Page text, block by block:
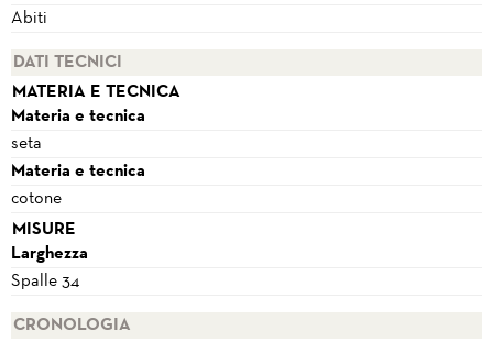
Abiti
DATI TECNICI
MATERIA E TECNICA
Materia e tecnica
seta
Materia e tecnica
cotone
MISURE
Larghezza
Spalle 34
CRONOLOGIA